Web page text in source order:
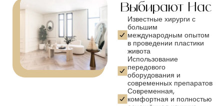
Выбирают Нас
Известные хирурги с
большим
международным опытом
в проведении пластики
живота
Использование
передового
оборудования и
современных препаратов
Современная,
комфортная и полностью